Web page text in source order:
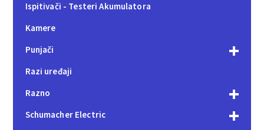
Ispitivači - Testeri Akumulatora
Kamere
Punjači
Razi uređaji
Razno
Schumacher Electric